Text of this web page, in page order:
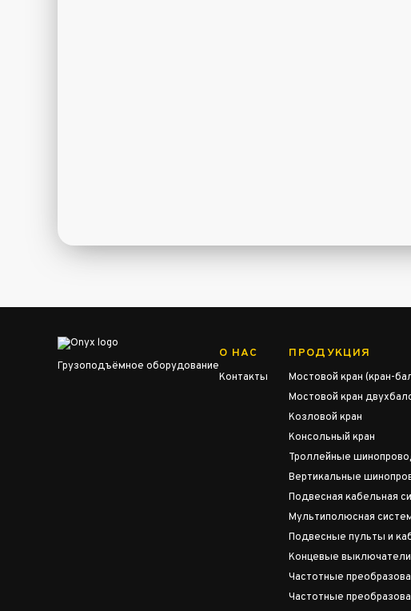
Грузоподъёмное оборудование
О НАС
Контакты
ПРОДУКЦИЯ
Мостовой кран (кран-
Мостовой кран
Козловой кран
Консольный кран
Троллейные
Вертикальные
Подвесная кабельная
Мультиполюсная
Подвесные пульты и
Концевые выключатели
Частотные
Частотные